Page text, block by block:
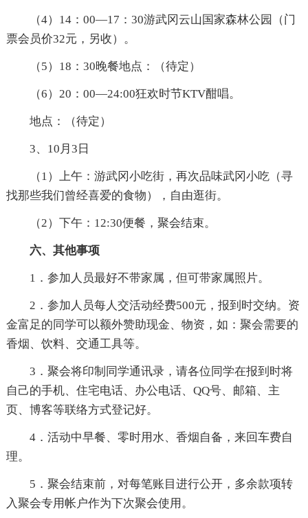
（4）14：00—17：30游武冈云山国家森林公园（门
票会员价32元，另收）。
（5）18：30晚餐地点：（待定）
（6）20：00—24:00狂欢时节KTV酣唱。
地点：（待定）
3、10月3日
（1）上午：游武冈小吃街，再次品味武冈小吃（寻
找那些我们曾经喜爱的食物），自由逛街。
（2）下午：12:30便餐，聚会结束。
六、其他事项
1．参加人员最好不带家属，但可带家属照片。
2．参加人员每人交活动经费500元，报到时交纳。资
金富足的同学可以额外赞助现金、物资，如：聚会需要的
香烟、饮料、交通工具等。
3．聚会将印制同学通讯录，请各位同学在报到时将
自己的手机、住宅电话、办公电话、QQ号、邮箱、主
页、博客等联络方式登记好。
4．活动中早餐、零时用水、香烟自备，来回车费自
理。
5．聚会结束前，对每笔账目进行公开，多余款项转
入聚会专用帐户作为下次聚会使用。